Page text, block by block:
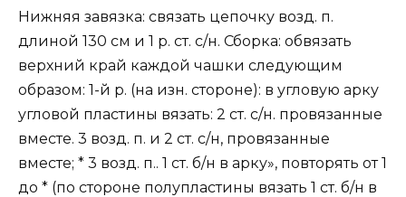
Нижняя завязка: связать цепочку возд. п.
длиной 130 см и 1 р. ст. с/н. Сборка: обвязать
верхний край каждой чашки следующим
образом: 1-й р. (на изн. стороне): в угловую арку
угловой пластины вязать: 2 ст. с/н. провязанные
вместе. 3 возд. п. и 2 ст. с/н, провязанные
вместе; * 3 возд. п.. 1 ст. б/н в арку», повторять от 1
до * (по стороне полупластины вязать 1 ст. б/н в